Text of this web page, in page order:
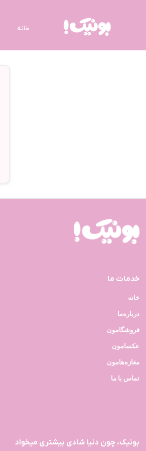
خانه
خدمات ما
خانه
درباره‌ما
فروشگامون
عکسامون
مغازه‌هامون
تماس با ما
بونیک، چون دنیا شادی بیشتری میخواد